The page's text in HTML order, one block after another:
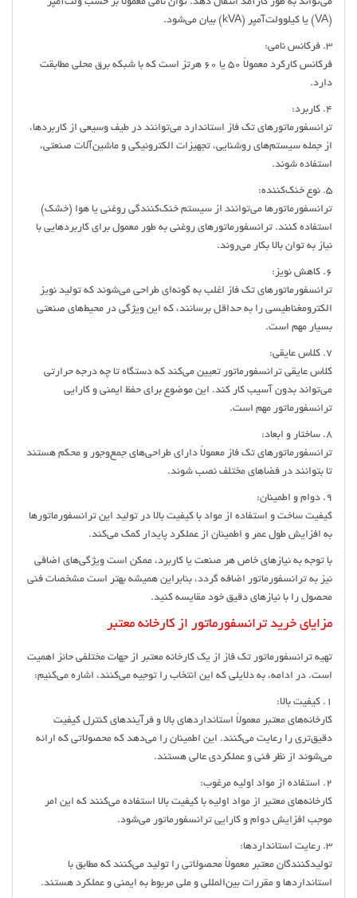
(VA) یا کیلوولت‌آمپر (kVA) بیان می‌شود.
3. فرکانس نامی:
فرکانس کارکرد معمولاً 50 یا 60 هرتز است که با شبکه برق محلی مطابقت
دارد.
4. کاربرد:
ترانسفورماتورهای تک فاز استاندارد می‌توانند در طیف وسیعی از کاربردها،
از جمله سیستم‌های روشنایی، تجهیزات الکترونیکی و ماشین‌آلات صنعتی،
استفاده شوند.
5. نوع خنک‌کننده:
ترانسفورماتورها می‌توانند از سیستم خنک‌کنندگی روغنی یا هوا (خشک)
استفاده کنند. ترانسفورماتورهای روغنی به طور معمول برای کاربردهایی با
نیاز به توان بالا بکار می‌روند.
6. کاهش نویز:
ترانسفورماتورهای تک فاز اغلب به گونه‌ای طراحی می‌شوند که تولید نویز
الکترومغناطیسی را به حداقل برسانند، که این ویژگی در محیط‌های صنعتی
بسیار مهم است.
7. کلاس عایقی:
کلاس عایقی ترانسفورماتور تعیین می‌کند که دستگاه تا چه درجه حرارتی
می‌تواند بدون آسیب کار کند. این موضوع برای حفظ ایمنی و کارایی
ترانسفورماتور مهم است.
8. ساختار و ابعاد:
ترانسفورماتورهای تک فاز معمولاً دارای طراحی‌های جمع‌وجور و محکم هستند
تا بتوانند در فضاهای مختلف نصب شوند.
9. دوام و اطمینان:
کیفیت ساخت و استفاده از مواد با کیفیت بالا در تولید این ترانسفورماتورها
به افزایش طول عمر و اطمینان از عملکرد پایدار کمک می‌کند.
با توجه به نیازهای خاص هر صنعت یا کاربرد، ممکن است ویژگی‌های اضافی
نیز به ترانسفورماتور اضافه گردد، بنابراین همیشه بهتر است مشخصات فنی
محصول را با نیازهای دقیق خود مقایسه کنید.
مزایای خرید ترانسفورماتور از کارخانه معتبر
تهیه ترانسفورماتور تک فاز از یک کارخانه معتبر از جهات مختلفی حائز اهمیت
است. در ادامه، به دلایلی که این انتخاب را توجیه می‌کنند، اشاره می‌کنیم:
1. کیفیت بالا:
کارخانه‌های معتبر معمولاً استانداردهای بالا و فرآیندهای کنترل کیفیت
دقیق‌تری را رعایت می‌کنند. این اطمینان را می‌دهد که محصولاتی که ارائه
می‌شوند از نظر فنی و عملکردی عالی هستند.
2. استفاده از مواد اولیه مرغوب:
کارخانه‌های معتبر از مواد اولیه با کیفیت بالا استفاده می‌کنند که این امر
موجب افزایش دوام و کارایی ترانسفورماتور می‌شود.
3. رعایت استانداردها:
تولیدکنندگان معتبر معمولاً محصولاتی را تولید می‌کنند که مطابق با
استانداردها و مقررات بین‌المللی و ملی مربوط به ایمنی و عملکرد هستند.